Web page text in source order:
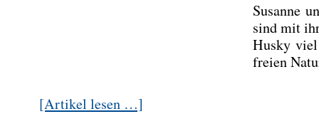
Susanne
sind mit
Husky
freien
[Artikel lesen …]